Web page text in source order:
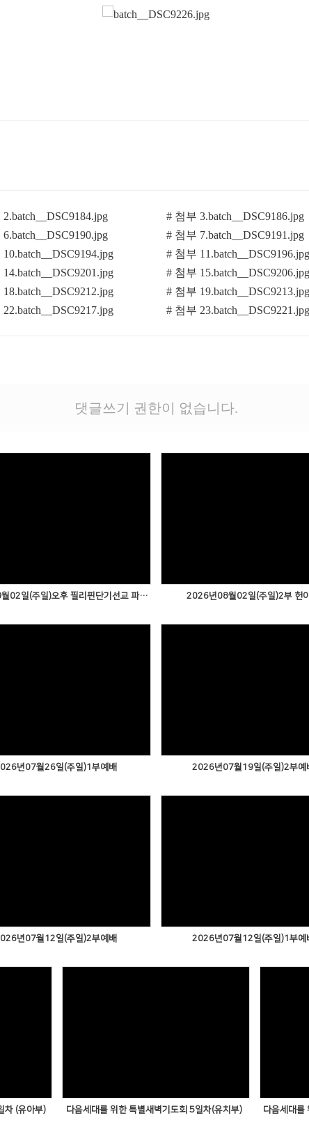
# 첨부 3.batch__DSC9186.jpg
# 첨부 7.batch__DSC9191.jpg
# 첨부 11.batch__DSC9196.jpg
# 첨부 15.batch__DSC9206.jpg
# 첨부 19.batch__DSC9213.jpg
# 첨부 23.batch__DSC9221.jpg
댓글쓰기 권한이 없습니다.
2026년08월02일(주일)오후 필리핀단기선교 파송예배1 2026년08월02일(주일)2부 헌
년07월26일(주일)1부예배 2026년07월19일(주일)2부예
년07월12일(주일)2부예배 2026년07월12일(주일)1부예
차 (유아부) 다음세대를 위한 특별새벽기도회 5일차(유치부) 다음세대를